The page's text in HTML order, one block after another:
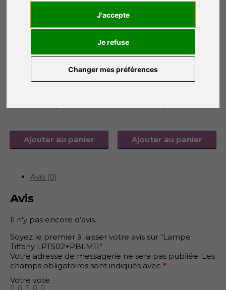
J'accepte
Je refuse
Changer mes préférences
Lampe Tiffany
Ajouter au panier
Applique Tiffany LPW02
Ajouter au panier
Avis (0)
Avis
Il n’y pas encore d’avis.
Soyez le premier à laisser votre avis sur “Lampe
Tiffany LPTS02+PBLM11”
Votre adresse de messagerie ne sera pas publiée. Les
champs obligatoires sont indiqués avec *
Votre vote